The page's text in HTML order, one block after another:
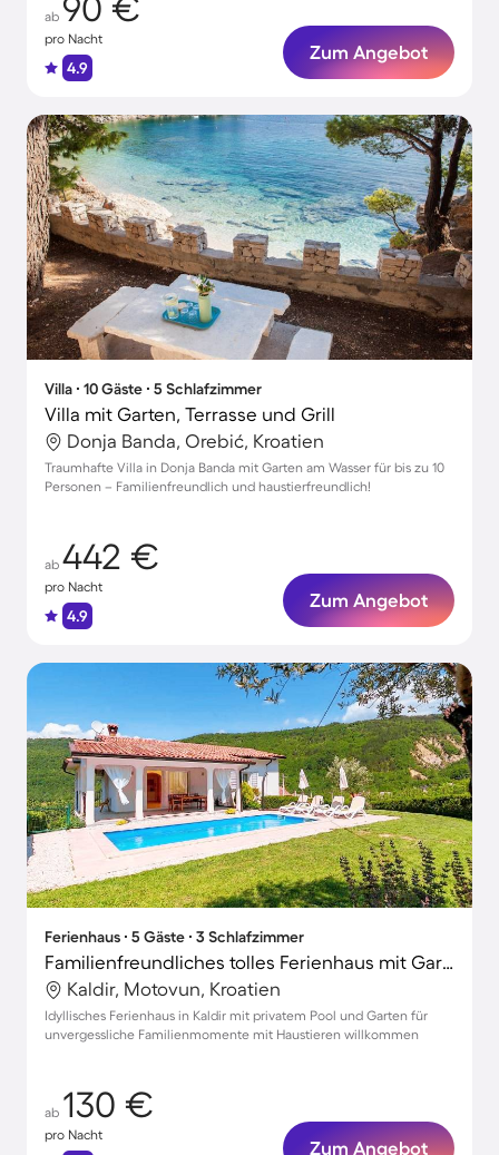
ab 90 €
pro Nacht
4.9
Zum Angebot
Villa ∙ 10 Gäste ∙ 5 Schlafzimmer
Villa mit Garten, Terrasse und Grill
Donja Banda, Orebić, Kroatien
Traumhafte Villa in Donja Banda mit Garten am Wasser für bis zu 10
Personen – Familienfreundlich und haustierfreundlich!
ab 442 €
pro Nacht
4.9
Zum Angebot
Ferienhaus ∙ 5 Gäste ∙ 3 Schlafzimmer
Familienfreundliches tolles Ferienhaus mit Garten, Terrasse und Grill | Hunde erlaubt
Kaldir, Motovun, Kroatien
Idyllisches Ferienhaus in Kaldir mit privatem Pool und Garten für
unvergessliche Familienmomente mit Haustieren willkommen
ab 130 €
pro Nacht
Zum Angebot